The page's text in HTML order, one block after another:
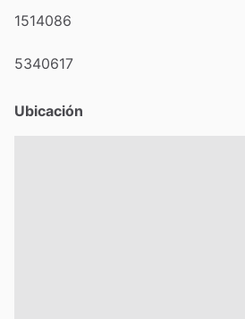
1514086
5340617
Ubicación